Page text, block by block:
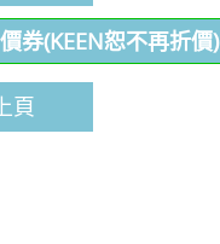
券(KEEN恕不再折價)
頁